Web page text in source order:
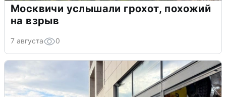
Москвичи услышали грохот, похожий
на взрыв
7 августа 0